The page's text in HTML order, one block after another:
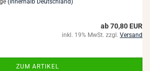
(innerhalb Deutschland)
ab 70,80 EUR
inkl. 19% MwSt. zzgl. Versand
ZUM ARTIKEL